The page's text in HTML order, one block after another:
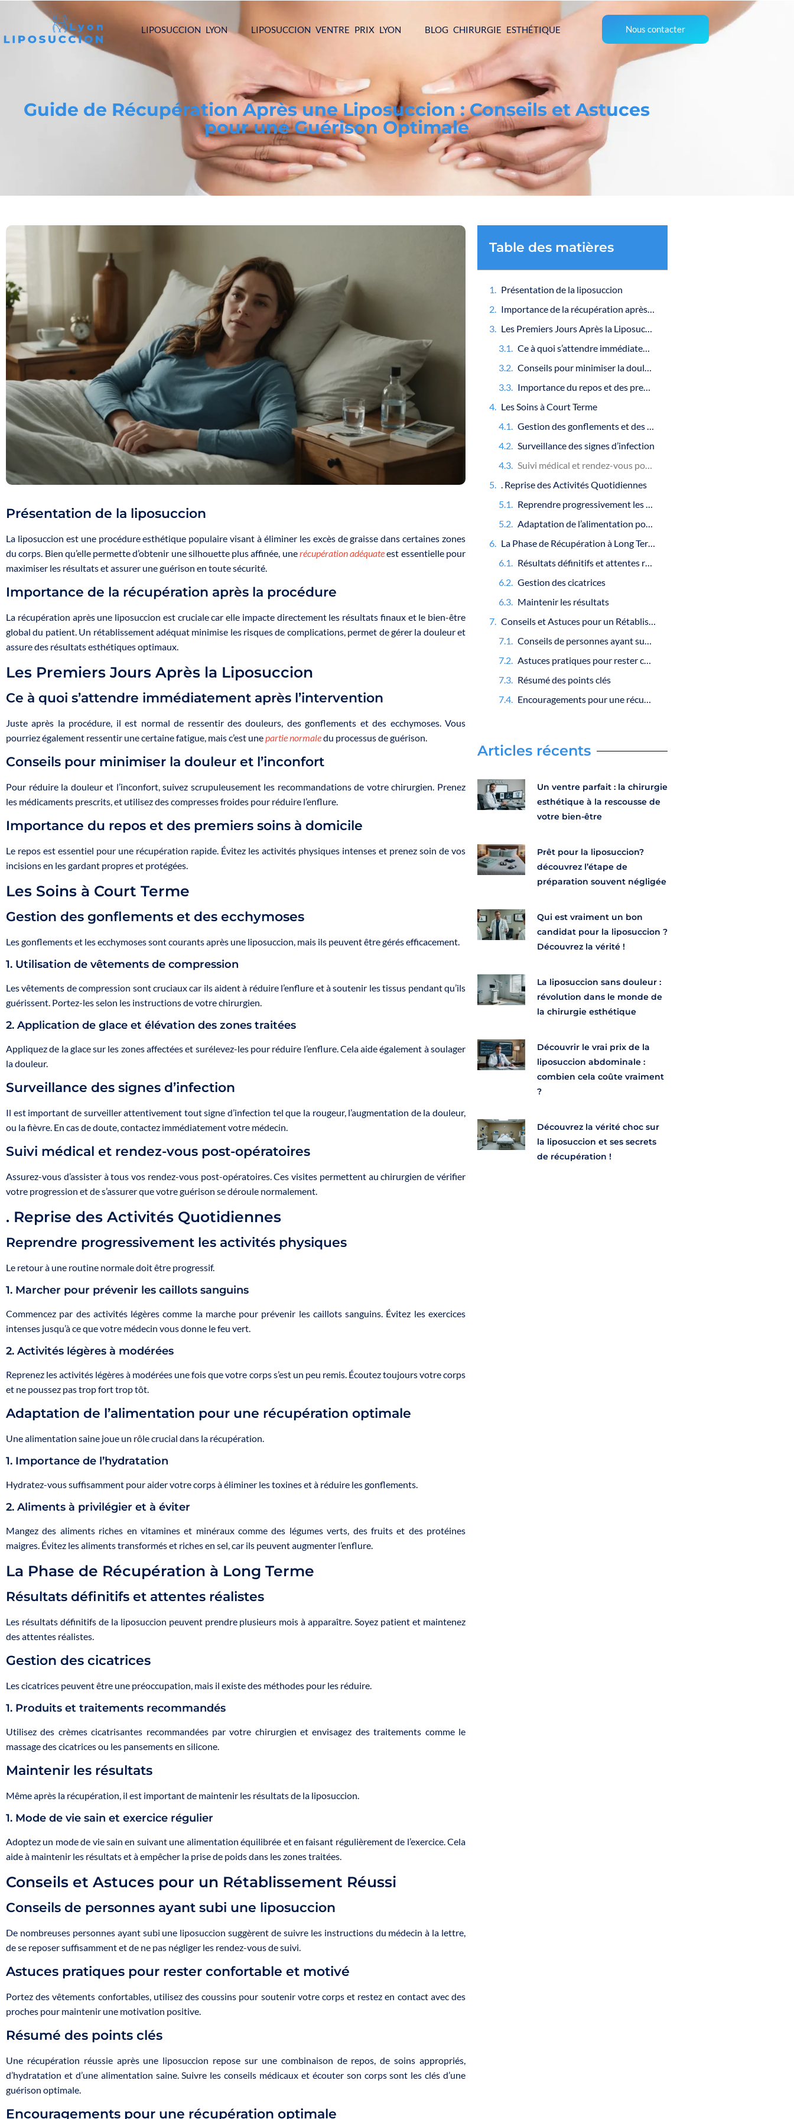
LIPOSUCCION LYON LIPOSUCCION VENTRE PRIX LYON BLOG CHIRURGIE ESTHÉTIQUE Nous contacter
Guide de Récupération Après une Liposuccion : Conseils et Astuces
pour une Guérison Optimale
Présentation de la liposuccion
La liposuccion est une procédure esthétique populaire visant à éliminer les excès de graisse dans certaines zones
du corps. Bien qu’elle permette d’obtenir une silhouette plus affinée, unerécupération adéquateest essentielle pour
maximiser les résultats et assurer une guérison en toute sécurité.
Importance de la récupération après la procédure
La récupération après une liposuccion est cruciale car elle impacte directement les résultats finaux et le bien-être
global du patient. Un rétablissement adéquat minimise les risques de complications, permet de gérer la douleur et
assure des résultats esthétiques optimaux.
Les Premiers Jours Après la Liposuccion
Ce à quoi s’attendre immédiatement après l’intervention
Juste après la procédure, il est normal de ressentir des douleurs, des gonflements et des ecchymoses. Vous
pourriez également ressentir une certaine fatigue, mais c’est unepartie normaledu processus de guérison.
Conseils pour minimiser la douleur et l’inconfort
Pour réduire la douleur et l’inconfort, suivez scrupuleusement les recommandations de votre chirurgien. Prenez
les médicaments prescrits, et utilisez des compresses froides pour réduire l’enflure.
Importance du repos et des premiers soins à domicile
Le repos est essentiel pour une récupération rapide. Évitez les activités physiques intenses et prenez soin de vos
incisions en les gardant propres et protégées.
Les Soins à Court Terme
Gestion des gonflements et des ecchymoses
Les gonflements et les ecchymoses sont courants après une liposuccion, mais ils peuvent être gérés efficacement.
1. Utilisation de vêtements de compression
Les vêtements de compression sont cruciaux car ils aident à réduire l’enflure et à soutenir les tissus pendant qu’ils
guérissent. Portez-les selon les instructions de votre chirurgien.
2. Application de glace et élévation des zones traitées
Appliquez de la glace sur les zones affectées et surélevez-les pour réduire l’enflure. Cela aide également à soulager
la douleur.
Surveillance des signes d’infection
Il est important de surveiller attentivement tout signe d’infection tel que la rougeur, l’augmentation de la douleur,
ou la fièvre. En cas de doute, contactez immédiatement votre médecin.
Suivi médical et rendez-vous post-opératoires
Assurez-vous d’assister à tous vos rendez-vous post-opératoires. Ces visites permettent au chirurgien de vérifier
votre progression et de s’assurer que votre guérison se déroule normalement.
. Reprise des Activités Quotidiennes
Reprendre progressivement les activités physiques
Le retour à une routine normale doit être progressif.
1. Marcher pour prévenir les caillots sanguins
Commencez par des activités légères comme la marche pour prévenir les caillots sanguins. Évitez les exercices
intenses jusqu’à ce que votre médecin vous donne le feu vert.
2. Activités légères à modérées
Reprenez les activités légères à modérées une fois que votre corps s’est un peu remis. Écoutez toujours votre corps
et ne poussez pas trop fort trop tôt.
Adaptation de l’alimentation pour une récupération optimale
Une alimentation saine joue un rôle crucial dans la récupération.
1. Importance de l’hydratation
Hydratez-vous suffisamment pour aider votre corps à éliminer les toxines et à réduire les gonflements.
2. Aliments à privilégier et à éviter
Mangez des aliments riches en vitamines et minéraux comme des légumes verts, des fruits et des protéines
maigres. Évitez les aliments transformés et riches en sel, car ils peuvent augmenter l’enflure.
La Phase de Récupération à Long Terme
Résultats définitifs et attentes réalistes
Les résultats définitifs de la liposuccion peuvent prendre plusieurs mois à apparaître. Soyez patient et maintenez
des attentes réalistes.
Gestion des cicatrices
Les cicatrices peuvent être une préoccupation, mais il existe des méthodes pour les réduire.
1. Produits et traitements recommandés
Utilisez des crèmes cicatrisantes recommandées par votre chirurgien et envisagez des traitements comme le
massage des cicatrices ou les pansements en silicone.
Maintenir les résultats
Même après la récupération, il est important de maintenir les résultats de la liposuccion.
1. Mode de vie sain et exercice régulier
Adoptez un mode de vie sain en suivant une alimentation équilibrée et en faisant régulièrement de l’exercice. Cela
aide à maintenir les résultats et à empêcher la prise de poids dans les zones traitées.
Conseils et Astuces pour un Rétablissement Réussi
Conseils de personnes ayant subi une liposuccion
De nombreuses personnes ayant subi une liposuccion suggèrent de suivre les instructions du médecin à la lettre,
de se reposer suffisamment et de ne pas négliger les rendez-vous de suivi.
Astuces pratiques pour rester confortable et motivé
Portez des vêtements confortables, utilisez des coussins pour soutenir votre corps et restez en contact avec des
proches pour maintenir une motivation positive.
Résumé des points clés
Une récupération réussie après une liposuccion repose sur une combinaison de repos, de soins appropriés,
d’hydratation et d’une alimentation saine. Suivre les conseils médicaux et écouter son corps sont les clés d’une
guérison optimale.
Encouragements pour une récupération optimale
Table des matières
Présentation de la liposuccion
Importance de la récupération après la procédure
Les Premiers Jours Après la Liposuccion
Ce à quoi s’attendre immédiatement après l’intervention
Conseils pour minimiser la douleur et l’inconfort
Importance du repos et des premiers soins à domicile
Les Soins à Court Terme
Gestion des gonflements et des ecchymoses
Surveillance des signes d’infection
Suivi médical et rendez-vous post-opératoires
. Reprise des Activités Quotidiennes
Reprendre progressivement les activités physiques
Adaptation de l’alimentation pour une récupération optimale
La Phase de Récupération à Long Terme
Résultats définitifs et attentes réalistes
Gestion des cicatrices
Maintenir les résultats
Conseils et Astuces pour un Rétablissement Réussi
Conseils de personnes ayant subi une liposuccion
Astuces pratiques pour rester confortable et motivé
Résumé des points clés
Encouragements pour une récupération optimale
Articles récents
Un ventre parfait : la chirurgie
esthétique à la rescousse de
votre bien-être
Prêt pour la liposuccion?
découvrez l’étape de
préparation souvent négligée
Qui est vraiment un bon
candidat pour la liposuccion ?
Découvrez la vérité !
La liposuccion sans douleur :
révolution dans le monde de
la chirurgie esthétique
Découvrir le vrai prix de la
liposuccion abdominale :
combien cela coûte vraiment
?
Découvrez la vérité choc sur
la liposuccion et ses secrets
de récupération !